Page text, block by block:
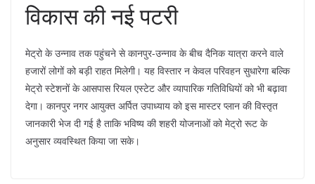
​विकास की नई पटरी
​मेट्रो के उन्नाव तक पहुंचने से कानपुर-उन्नाव के बीच दैनिक यात्रा करने वाले
हजारों लोगों को बड़ी राहत मिलेगी। यह विस्तार न केवल परिवहन सुधारेगा बल्कि
मेट्रो स्टेशनों के आसपास रियल एस्टेट और व्यापारिक गतिविधियों को भी बढ़ावा
देगा। कानपुर नगर आयुक्त अर्पित उपाध्याय को इस मास्टर प्लान की विस्तृत
जानकारी भेज दी गई है ताकि भविष्य की शहरी योजनाओं को मेट्रो रूट के
अनुसार व्यवस्थित किया जा सके।